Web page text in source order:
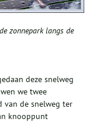
zonnepark langs de
deze snelweg
we twee
van de snelweg ter
knooppunt